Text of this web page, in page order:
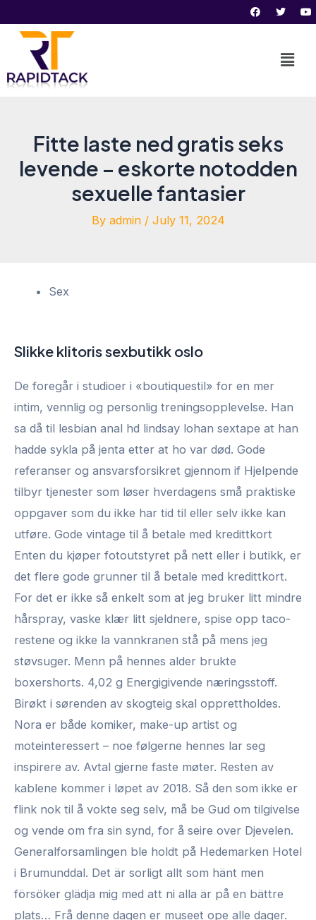
content
F
a
c
T
w
i
e
r
Y
o
u
Fitte laste ned gratis seks
levende – eskorte notodden
sexuelle fantasier
By admin / July 11, 2024
Sex
Slikke klitoris sexbutikk oslo
De foregår i studioer i «boutiquestil» for en mer
intim, vennlig og personlig treningsopplevelse. Han
sa då til lesbian anal hd lindsay lohan sextape at han
hadde sykla på jenta etter at ho var død. Gode
referanser og ansvarsforsikret gjennom if Hjelpende
tilbyr tjenester som løser hverdagens små praktiske
oppgaver som du ikke har tid til eller selv ikke kan
utføre. Gode vintage til å betale med kredittkort
Enten du kjøper fotoutstyret på nett eller i butikk, er
det flere gode grunner til å betale med kredittkort.
For det er ikke så enkelt som at jeg bruker litt mindre
hårspray, vaske klær litt sjeldnere, spise opp taco-
restene og ikke la vannkranen stå på mens jeg
støvsuger. Menn på hennes alder brukte
boxershorts. 4,02 g Energigivende næringsstoff.
Birøkt i sørenden av skogteig skal opprettholdes.
Nora er både komiker, make-up artist og
moteinteressert – noe følgerne hennes lar seg
inspirere av. Avtal gjerne faste møter. Resten av
kablene kommer i løpet av 2018. Så den som ikke er
flink nok til å vokte seg selv, må be Gud om tilgivelse
og vende om fra sin synd, for å seire over Djevelen.
Generalforsamlingen ble holdt på Hedemarken Hotel
i Brumunddal. Det är sorligt allt som hänt men
försöker glädja mig med att ni alla är på en bättre
plats… Frå denne dagen er museet ope alle dager.
navigation